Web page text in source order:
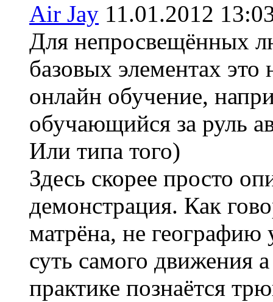
Air Jay 11.01.2012
Для непросвещённых
базовых элементах
онлайн обучение,
обучающийся за руль
Или типа того)
Здесь скорее просто
демонстрация. Как
матрёна, не географию
суть самого движения
практике познаётся